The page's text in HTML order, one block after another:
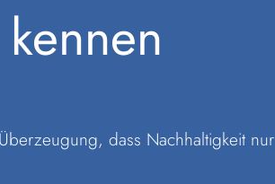
dass Nachhaltigkeit